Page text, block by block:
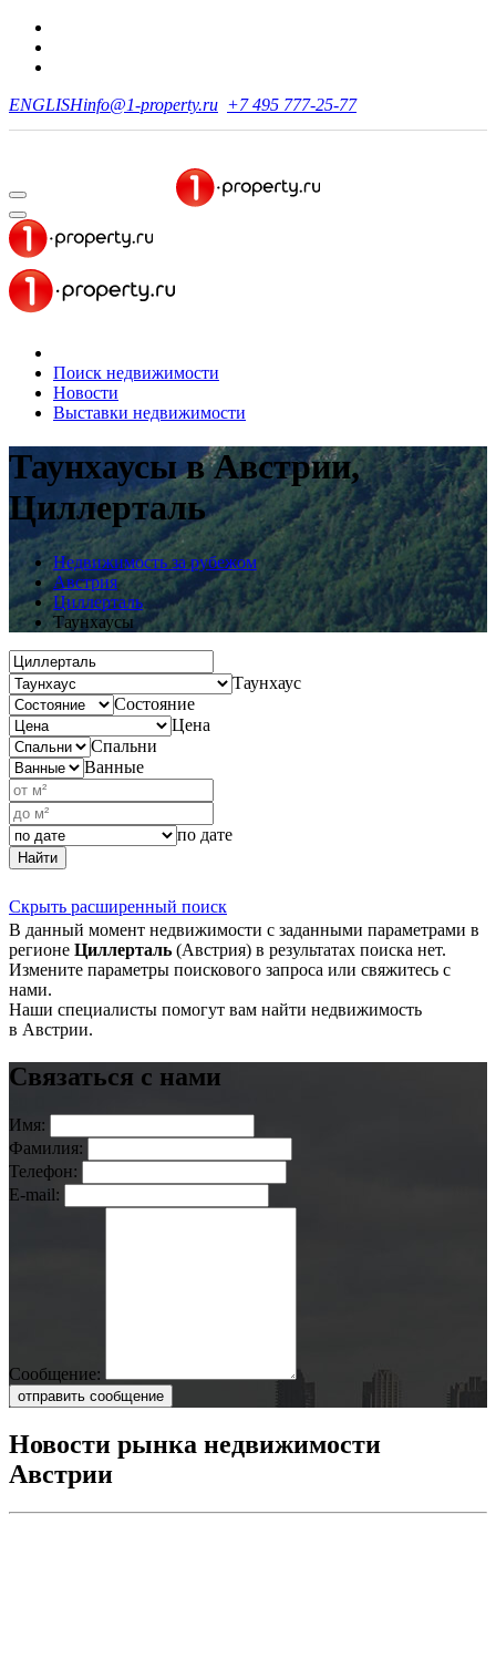
ENGLISHinfo@1-property.ru +7 495 777-25-77
Поиск недвижимости
Новости
Выставки недвижимости
Таунхаусы в Австрии,
Циллерталь
Недвижимость за рубежом
Австрия
Циллерталь
Таунхаусы
Таунхаус
Состояние
Цена
Спальни
Ванные
по дате
Найти
Скрыть расширенный поиск
В данный момент недвижимости с заданными параметрами в
регионе Циллерталь (Австрия) в результатах поиска нет.
Измените параметры поискового запроса или свяжитесь с
нами.
Наши специалисты помогут вам найти недвижимость
в Австрии.
Связаться с нами
Имя:
Фамилия:
Телефон:
E-mail:
Сообщение:
отправить сообщение
Новости рынка недвижимости
Австрии